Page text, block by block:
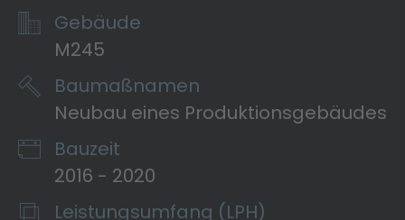
Gebäude
M245
Baumaßnamen
Neubau eines Produktionsgebäudes
Bauzeit
2016 - 2020
Leistungsumfang (LPH)